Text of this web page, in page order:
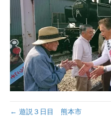
← 遊説３日目 熊本市